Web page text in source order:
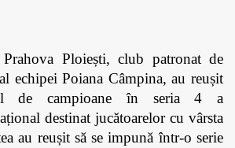
Ploiești, club patronat de
echipei Poiana Câmpina, au reușit
de campioane în seria 4 a
destinat jucătoarelor cu vârsta
au reușit să se impună într-o serie